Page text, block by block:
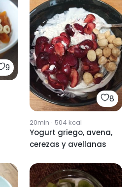
9
8
20min · 504 kcal
Yogurt griego, avena,
cerezas y avellanas